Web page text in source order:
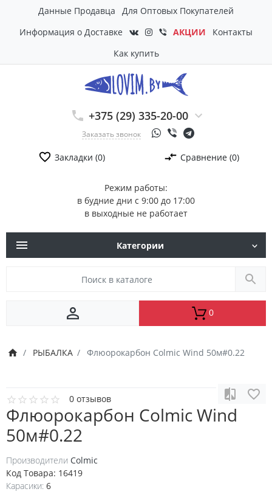
Данные Продавца
Для Оптовых Покупателей
Информация о Доставке
АКЦИИ
Контакты
Как купить
+375 (29) 335-20-00
Заказать звонок
Режим работы:
в будние дни с 9:00 до 17:00
в выходные не работает
Закладки (0) Сравнение (0)
Категории
0
РЫБАЛКА Флюорокарбон Colmic Wind 50м#0.22
0 отзывов
Флюорокарбон Colmic Wind
50м#0.22
Производители Colmic
Код Товара: 16419
Карасики: 6